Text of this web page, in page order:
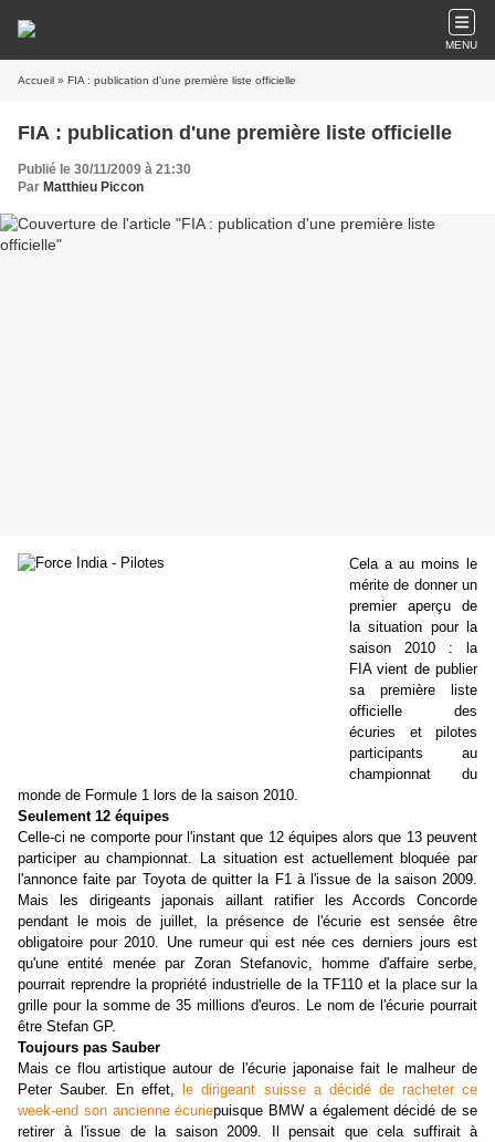
MENU
Accueil » FIA : publication d'une première liste officielle
FIA : publication d'une première liste officielle
Publié le 30/11/2009 à 21:30
Par Matthieu Piccon
Cela a au moins le
mérite de donner un
premier aperçu de
la situation pour la
saison 2010 : la
FIA vient de publier
sa première liste
officielle des
écuries et pilotes
participants au
championnat du
monde de Formule 1 lors de la saison 2010.
Seulement 12 équipes
Celle-ci ne comporte pour l'instant que 12 équipes alors que 13 peuvent
participer au championnat. La situation est actuellement bloquée par
l'annonce faite par Toyota de quitter la F1 à l'issue de la saison 2009.
Mais les dirigeants japonais aillant ratifier les Accords Concorde
pendant le mois de juillet, la présence de l'écurie est sensée être
obligatoire pour 2010. Une rumeur qui est née ces derniers jours est
qu'une entité menée par Zoran Stefanovic, homme d'affaire serbe,
pourrait reprendre la propriété industrielle de la TF110 et la place sur la
grille pour la somme de 35 millions d'euros. Le nom de l'écurie pourrait
être Stefan GP.
Toujours pas Sauber
Mais ce flou artistique autour de l'écurie japonaise fait le malheur de
Peter Sauber. En effet,
le dirigeant suisse a décidé de racheter ce
week-end son ancienne écuriepuisque BMW a également décidé de se
retirer à l'issue de la saison 2009. Il pensait que cela suffirait à